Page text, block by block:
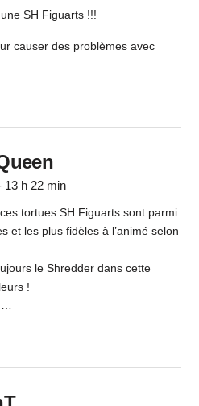
SH Figuarts !!!
causer des problèmes avec
13 h 22 min
tortues SH Figuarts sont parmi
et les plus fidèles à l’animé selon
le Shredder dans cette
!